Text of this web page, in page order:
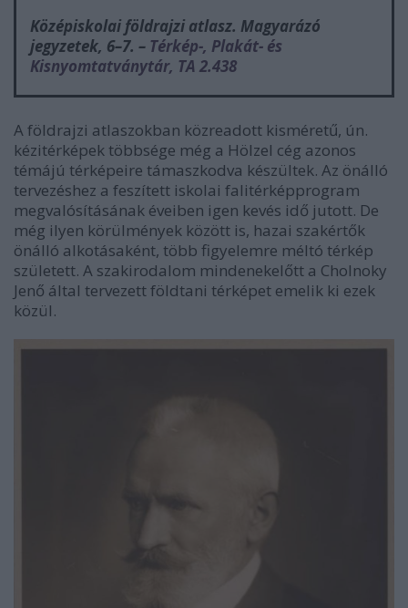
Középiskolai földrajzi atlasz. Magyarázó
jegyzetek, 6–7. – Térkép-, Plakát- és
Kisnyomtatványtár, TA 2.438
A földrajzi atlaszokban közreadott kisméretű, ún.
kézitérképek többsége még a Hölzel cég azonos
témájú térképeire támaszkodva készültek. Az önálló
tervezéshez a feszített iskolai falitérképprogram
megvalósításának éveiben igen kevés idő jutott. De
még ilyen körülmények között is, hazai szakértők
önálló alkotásaként, több figyelemre méltó térkép
született. A szakirodalom mindenekelőtt a Cholnoky
Jenő által tervezett földtani térképet emelik ki ezek
közül.